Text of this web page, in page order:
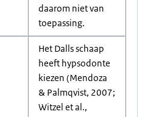
daarom niet van
toepassing.
Het Dalls schaap
heeft hypsodonte
kiezen (Mendoza
& Palmqvist, 2007;
Witzel et al.,